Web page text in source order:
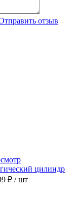
отзыв
цилиндр
₽ / шт